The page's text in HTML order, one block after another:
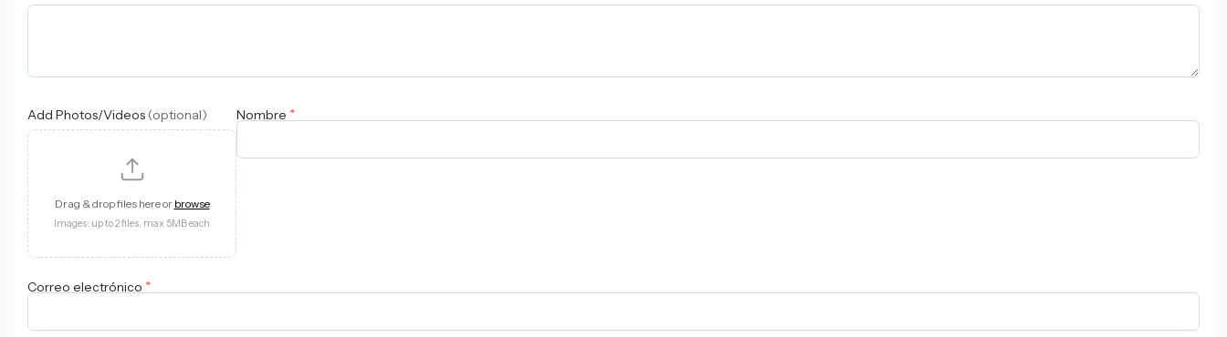
Add Photos/Videos (optional)
Drag & drop files here or browse
Images: up to 2 files, max 5MB each
Nombre *
Correo electrónico *